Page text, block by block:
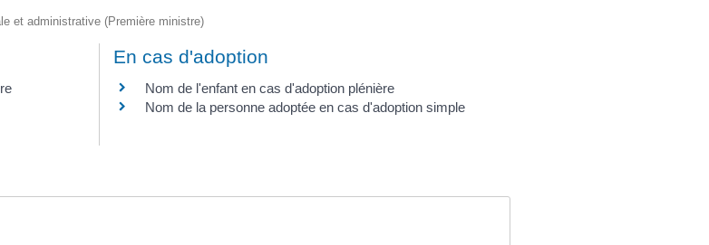
et administrative (Première ministre)
En cas d'adoption
Nom de l'enfant en cas d'adoption plénière
Nom de la personne adoptée en cas d'adoption simple